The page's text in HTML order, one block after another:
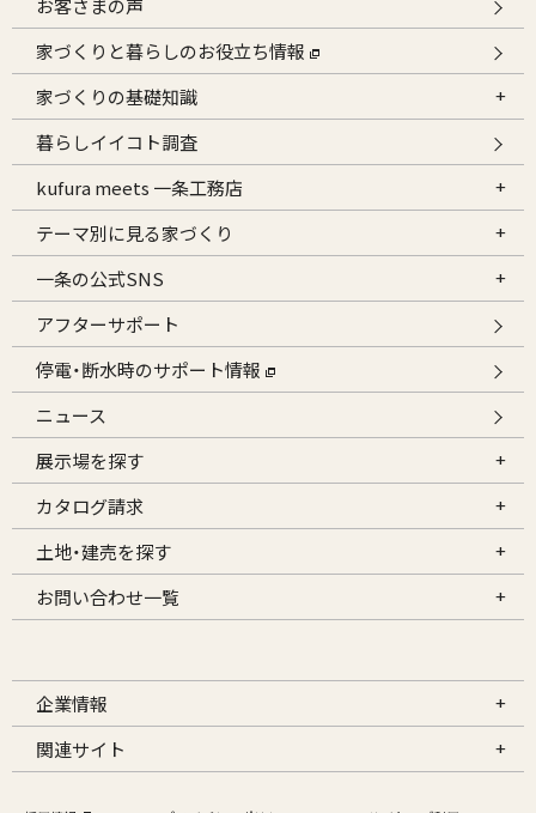
家づくりと暮らしのお役立ち情報
家づくりの基礎知識
暮らしイイコト調査
kufura meets 一条工務店
テーマ別に見る家づくり
一条の公式SNS
アフターサポート
停電・断水時のサポート情報
ニュース
展示場を探す
カタログ請求
土地・建売を探す
お問い合わせ一覧
企業情報
関連サイト